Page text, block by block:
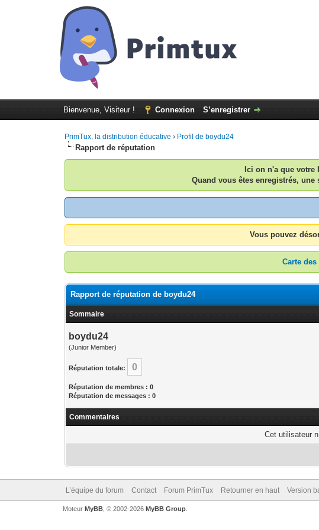
Bienvenue, Visiteur ! Connexion S’enregistrer
PrimTux, la distribution éducative › Profil de boydu24
Rapport de réputation
Ici on n'a que votre
Quand vous êtes enregistrés,
Vous pouvez
Carte
Rapport de réputation de boydu24
Sommaire
boydu24
(Junior Member)
Réputation totale: 0
Réputation de membres : 0
Réputation de messages : 0
Commentaires
Cet utilisateur
L’équipe du forum Contact Forum PrimTux Retourner en haut Version
Moteur MyBB, © 2002-2026 MyBB Group.